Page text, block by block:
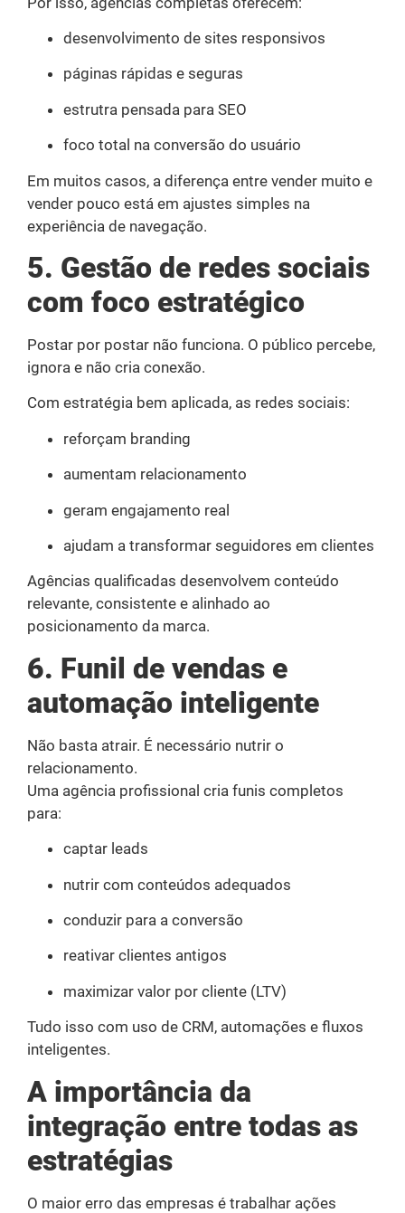
desenvolvimento de sites responsivos
páginas rápidas e seguras
estrutra pensada para SEO
foco total na conversão do usuário
Em muitos casos, a diferença entre vender muito e
vender pouco está em ajustes simples na
experiência de navegação.
5. Gestão de redes sociais
com foco estratégico
Postar por postar não funciona. O público percebe,
ignora e não cria conexão.
Com estratégia bem aplicada, as redes sociais:
reforçam branding
aumentam relacionamento
geram engajamento real
ajudam a transformar seguidores em clientes
Agências qualificadas desenvolvem conteúdo
relevante, consistente e alinhado ao
posicionamento da marca.
6. Funil de vendas e
automação inteligente
Não basta atrair. É necessário nutrir o
relacionamento.
Uma agência profissional cria funis completos
para:
captar leads
nutrir com conteúdos adequados
conduzir para a conversão
reativar clientes antigos
maximizar valor por cliente (LTV)
Tudo isso com uso de CRM, automações e fluxos
inteligentes.
A importância da
integração entre todas as
estratégias
O maior erro das empresas é trabalhar ações